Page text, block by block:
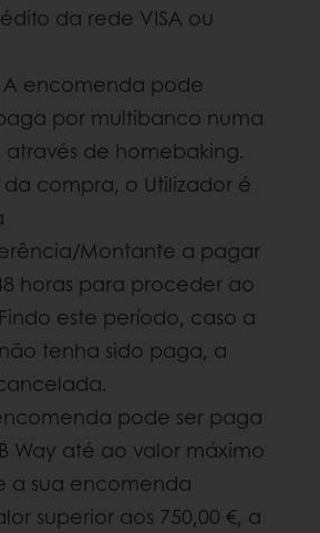
da rede VISA ou
encomenda pode
por multibanco numa
através de homebaking.
compra, o Utilizador é
Montante a pagar
horas para proceder ao
este período, caso a
tenha sido paga, a
pode ser paga
Way até ao valor máximo
a sua encomenda
superior aos 750,00 €, a